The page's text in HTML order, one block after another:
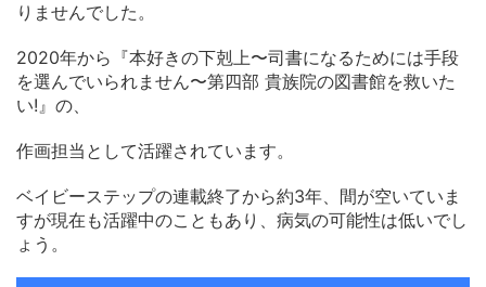
りませんでした。
2020年から『本好きの下剋上〜司書になるためには手段
を選んでいられません〜第四部 貴族院の図書館を救いた
い!』の、
作画担当として活躍されています。
ベイビーステップの連載終了から約3年、間が空いていま
すが現在も活躍中のこともあり、病気の可能性は低いでし
ょう。